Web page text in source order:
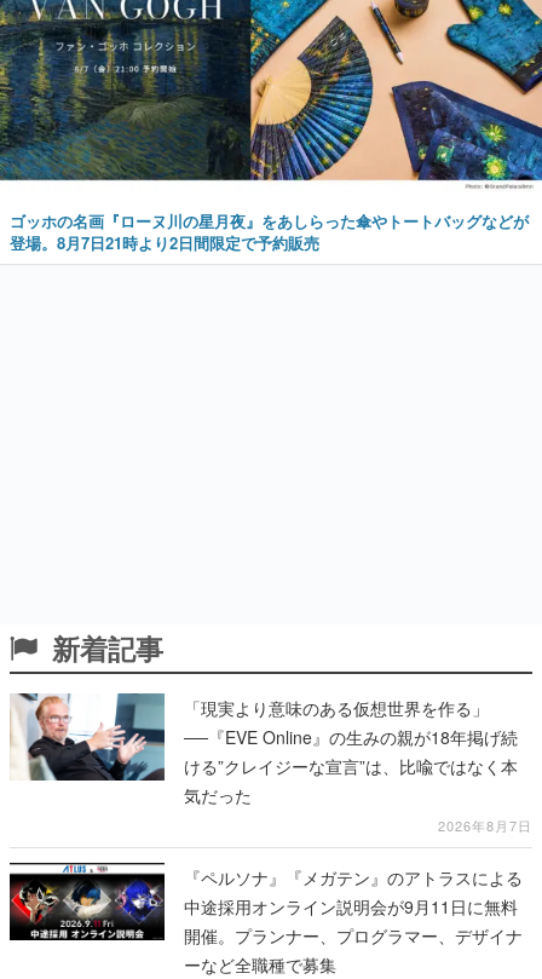
ゴッホの名画『ローヌ川の星月夜』をあしらった傘やトートバッグなどが
登場。8月7日21時より2日間限定で予約販売
新着記事
「現実より意味のある仮想世界を作る」
──『EVE Online』の生みの親が18年掲げ続
ける”クレイジーな宣言”は、比喩ではなく本
気だった
2026年8月7日
『ペルソナ』『メガテン』のアトラスによる
中途採用オンライン説明会が9月11日に無料
開催。プランナー、プログラマー、デザイナ
ーなど全職種で募集